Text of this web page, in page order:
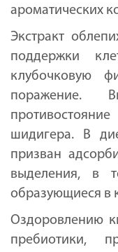
ароматических
Экстракт
поддержки
клубочковую
поражение.
шидигера. В
призван
выделения, в
образующиеся в
Оздоровлению
пребиотики,